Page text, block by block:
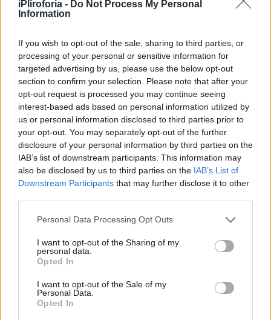
iPliroforia - Do Not Process My Personal
Information
If you wish to opt-out of the sale, sharing to third parties, or
processing of your personal or sensitive information for
targeted advertising by us, please use the below opt-out
section to confirm your selection. Please note that after your
opt-out request is processed you may continue seeing
interest-based ads based on personal information utilized by
us or personal information disclosed to third parties prior to
your opt-out. You may separately opt-out of the further
disclosure of your personal information by third parties on the
IAB’s list of downstream participants. This information may
also be disclosed by us to third parties on the IAB’s List of
Downstream Participants that may further disclose it to other
Personal Data Processing Opt Outs
I want to opt-out of the Sharing of my
personal data.
Opted In
I want to opt-out of the Sale of my
Personal Data.
Opted In
Είναι απ´ αυτά τα παιδιά, που οι στόχοι τους
είναι πέρα από τις συνήθεις, και ο αγώνας
τους μεγάλος.